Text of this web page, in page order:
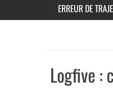
ERREUR DE
Logfive :